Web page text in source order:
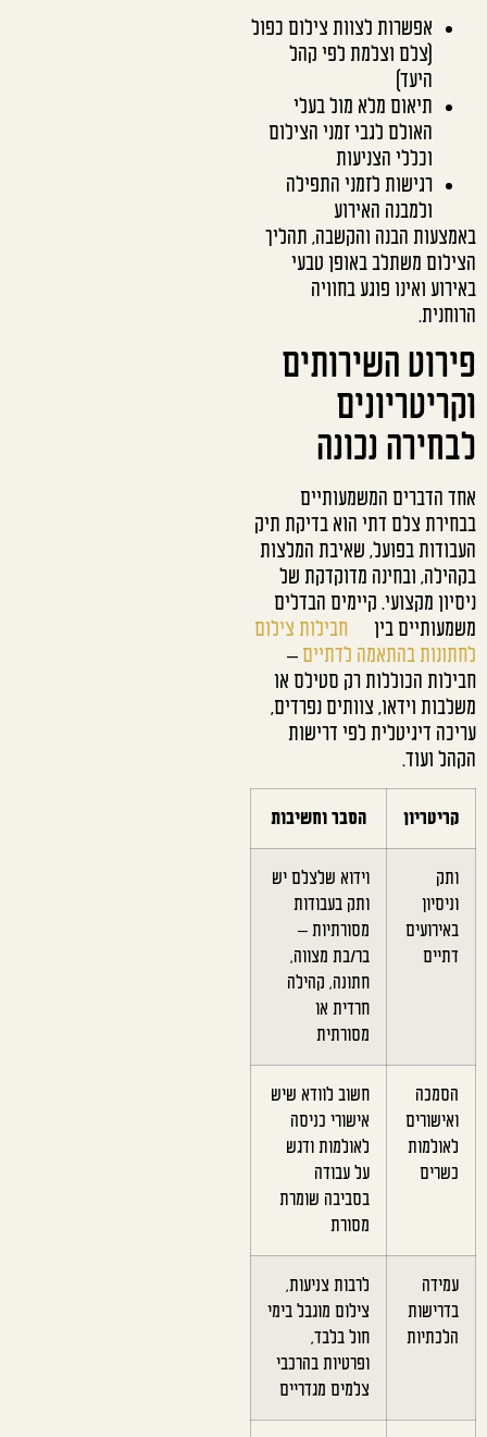
אפשרות לצוות צילום כפול
(צלם וצלמת לפי קהל
היעד)
תיאום מלא מול בעלי
האולם לגבי זמני הצילום
וכללי הצניעות
רגישות לזמני התפילה
ולמבנה האירוע
באמצעות הבנה והקשבה, תהליך
הצילום משתלב באופן טבעי
באירוע ואינו פוגע בחוויה
הרוחנית.
פירוט השירותים
וקריטריונים
לבחירה נכונה
אחד הדברים המשמעותיים
בבחירת צלם דתי הוא בדיקת תיק
העבודות בפועל, שאיבת המלצות
בקהילה, ובחינה מדוקדקת של
ניסיון מקצועי. קיימים הבדלים
משמעותיים בין
חבילות צילום
לחתונות בהתאמה לדתיים –
חבילות הכוללות רק סטילס או
משלבות וידאו, צוותים נפרדים,
עריכה דיגיטלית לפי דרישות
הקהל ועוד.
קריטריון הסבר וחשיבות
ותק
וניסיון
באירועים
דתיים
וידוא שלצלם יש
ותק בעבודות
מסורתיות –
בר/בת מצווה,
חתונה, קהילה
חרדית או
מסורתית
הסמכה
ואישורים
לאולמות
כשרים
חשוב לוודא שיש
אישורי כניסה
לאולמות ודגש
על עבודה
בסביבה שומרת
מסורת
עמידה
בדרישות
הלכתיות
לרבות צניעות,
צילום מוגבל בימי
חול בלבד,
ופרטיות בהרכבי
צלמים מגדריים